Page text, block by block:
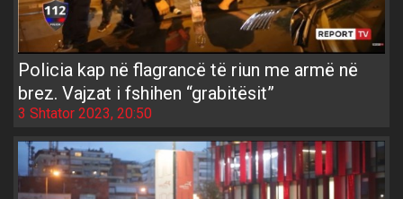
Policia kap në flagrancë të riun me armë në
brez. Vajzat i fshihen “grabitësit”
3 Shtator 2023, 20:50